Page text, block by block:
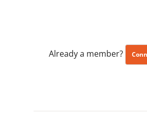
Already a member?